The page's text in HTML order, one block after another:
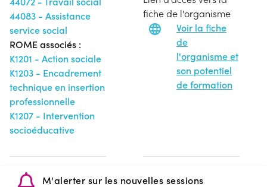
44083 - Assistance
service social
ROME associés :
K1201 - Action sociale
K1203 - Encadrement
technique en insertion
professionnelle
K1207 - Intervention
socioéducative
fiche de l'organisme
Voir la fiche
de
l'organisme et
son potentiel
de formation
M'alerter sur les nouvelles sessions